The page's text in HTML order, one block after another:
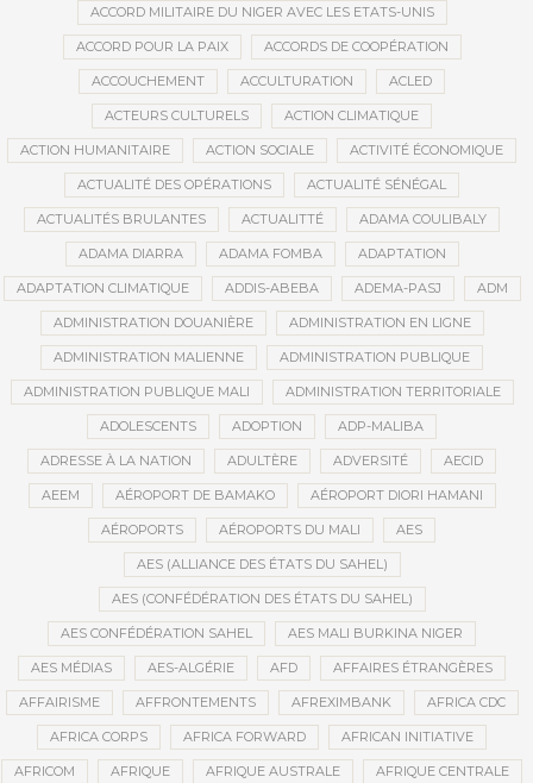
ACCORD MILITAIRE DU NIGER AVEC LES ETATS-UNIS
ACCORD POUR LA PAIX ACCORDS DE COOPÉRATION
ACCOUCHEMENT ACCULTURATION ACLED
ACTEURS CULTURELS ACTION CLIMATIQUE
ACTION HUMANITAIRE ACTION SOCIALE ACTIVITÉ ÉCONOMIQUE
ACTUALITÉ DES OPÉRATIONS ACTUALITÉ SÉNÉGAL
ACTUALITÉS BRULANTES ACTUALITTÉ ADAMA COULIBALY
ADAMA DIARRA ADAMA FOMBA ADAPTATION
ADAPTATION CLIMATIQUE ADDIS-ABEBA ADEMA-PASJ ADM
ADMINISTRATION DOUANIÈRE ADMINISTRATION EN LIGNE
ADMINISTRATION MALIENNE ADMINISTRATION PUBLIQUE
ADMINISTRATION PUBLIQUE MALI ADMINISTRATION TERRITORIALE
ADOLESCENTS ADOPTION ADP-MALIBA
ADRESSE À LA NATION ADULTÈRE ADVERSITÉ AECID
AEEM AÉROPORT DE BAMAKO AÉROPORT DIORI HAMANI
AÉROPORTS AÉROPORTS DU MALI AES
AES (ALLIANCE DES ÉTATS DU SAHEL)
AES (CONFÉDÉRATION DES ÉTATS DU SAHEL)
AES CONFÉDÉRATION SAHEL AES MALI BURKINA NIGER
AES MÉDIAS AES-ALGÉRIE AFD AFFAIRES ÉTRANGÈRES
AFFAIRISME AFFRONTEMENTS AFREXIMBANK AFRICA CDC
AFRICA CORPS AFRICA FORWARD AFRICAN INITIATIVE
AFRICOM AFRIQUE AFRIQUE AUSTRALE AFRIQUE CENTRALE